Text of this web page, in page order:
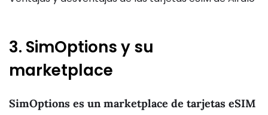
3. SimOptions y su
marketplace
SimOptions es un marketplace de tarjetas eSIM